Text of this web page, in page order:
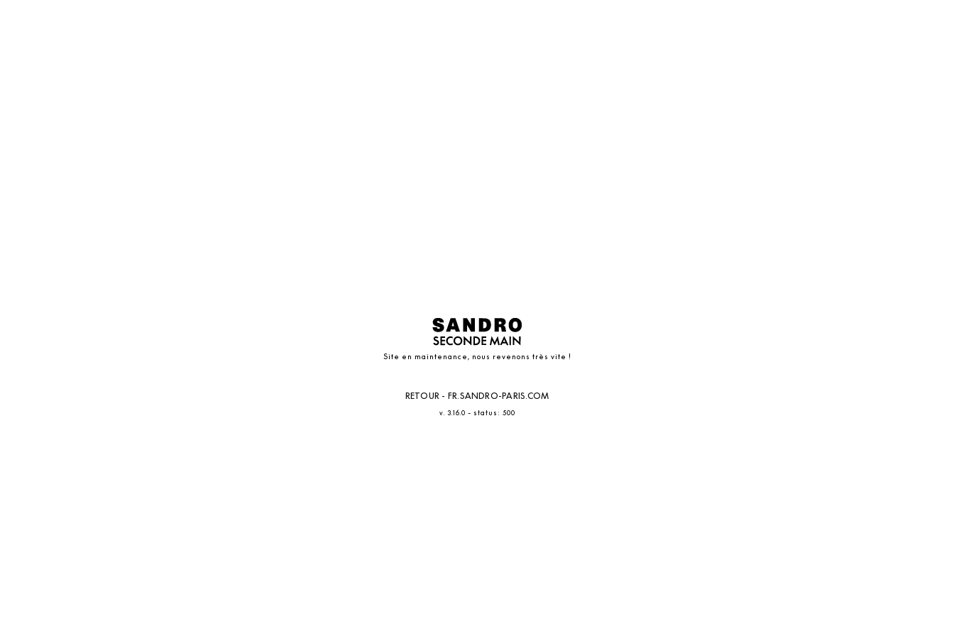
Site en maintenance, nous revenons très vite !
RETOUR - FR.SANDRO-PARIS.COM
v. 3.16.0 - status: 500